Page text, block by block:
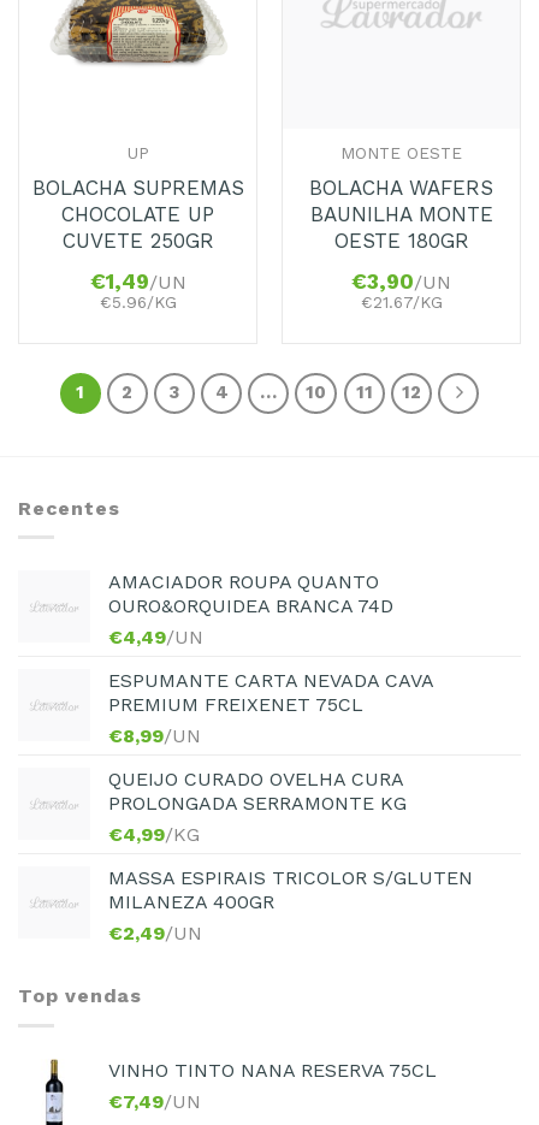
UP
BOLACHA SUPREMAS
CHOCOLATE UP
CUVETE 250GR
€1,49/UN
€5.96/KG
MONTE OESTE
BOLACHA WAFERS
BAUNILHA MONTE
OESTE 180GR
€3,90/UN
€21.67/KG
1 2 3 4 … 10 11 12
Recentes
AMACIADOR ROUPA QUANTO
OURO&ORQUIDEA BRANCA 74D
€4,49/UN
ESPUMANTE CARTA NEVADA CAVA
PREMIUM FREIXENET 75CL
€8,99/UN
QUEIJO CURADO OVELHA CURA
PROLONGADA SERRAMONTE KG
€4,99/KG
MASSA ESPIRAIS TRICOLOR S/GLUTEN
MILANEZA 400GR
€2,49/UN
Top vendas
VINHO TINTO NANA RESERVA 75CL
€7,49/UN